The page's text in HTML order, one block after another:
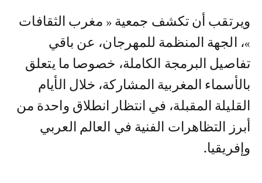
ويرتقب أن تكشف جمعية « مغرب الثقافات
»، الجهة المنظمة للمهرجان، عن باقي
تفاصيل البرمجة الكاملة، خصوصا ما يتعلق
بالأسماء المغربية المشاركة، خلال الأيام
القليلة المقبلة، في انتظار انطلاق واحدة من
أبرز التظاهرات الفنية في العالم العربي
وإفريقيا.